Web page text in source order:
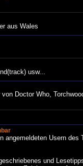
aus Wales
usw...
Doctor Who,
angemeldeten Usern des
und